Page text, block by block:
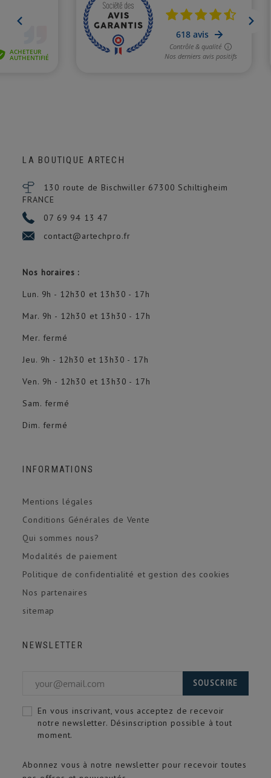
LA BOUTIQUE ARTECH
130 route de Bischwiller 67300 Schiltigheim
FRANCE
07 69 94 13 47
contact@artechpro.fr
Nos horaires :
Lun. 9h - 12h30 et 13h30 - 17h
Mar. 9h - 12h30 et 13h30 - 17h
Mer. fermé
Jeu. 9h - 12h30 et 13h30 - 17h
Ven. 9h - 12h30 et 13h30 - 17h
Sam. fermé
Dim. fermé
INFORMATIONS
Mentions légales
Conditions Générales de Vente
Qui sommes nous?
Modalités de paiement
Politique de confidentialité et gestion des cookies
Nos partenaires
sitemap
NEWSLETTER
Abonnez vous à notre newsletter pour recevoir toutes
SOUSCRIRE
En vous inscrivant, vous acceptez de recevoir
notre newsletter. Désinscription possible à tout
moment.